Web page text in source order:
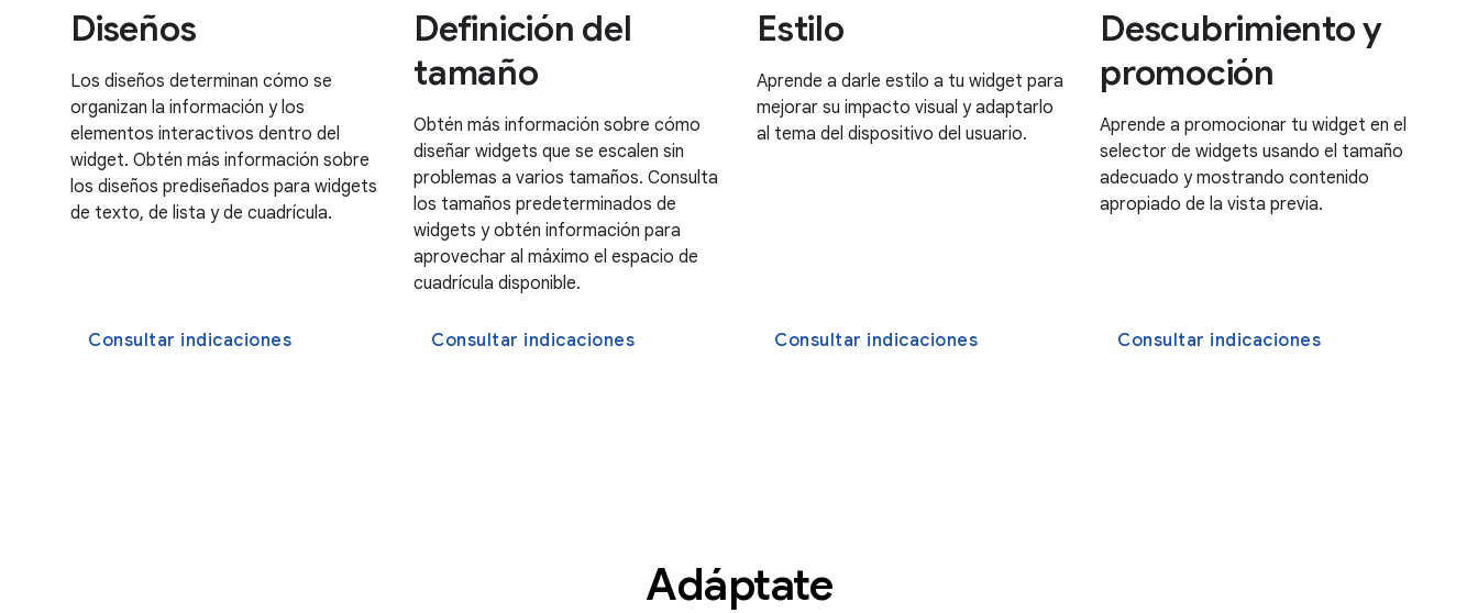
Diseños
Los diseños determinan cómo se
organizan la información y los
elementos interactivos dentro del
widget. Obtén más información sobre
los diseños prediseñados para widgets
de texto, de lista y de cuadrícula.
Consultar indicaciones
Definición del
tamaño
Obtén más información sobre cómo
diseñar widgets que se escalen sin
problemas a varios tamaños. Consulta
los tamaños predeterminados de
widgets y obtén información para
aprovechar al máximo el espacio de
cuadrícula disponible.
Consultar indicaciones
Estilo
Aprende a darle estilo a tu widget para
mejorar su impacto visual y adaptarlo
al tema del dispositivo del usuario.
Consultar indicaciones
Descubrimiento y
promoción
Aprende a promocionar tu widget en el
selector de widgets usando el tamaño
adecuado y mostrando contenido
apropiado de la vista previa.
Consultar indicaciones
Adáptate